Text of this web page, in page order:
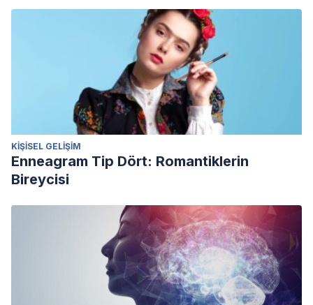
KIŞISEL GELIŞIM
Enneagram Tip Dört: Romantiklerin
Bireycisi